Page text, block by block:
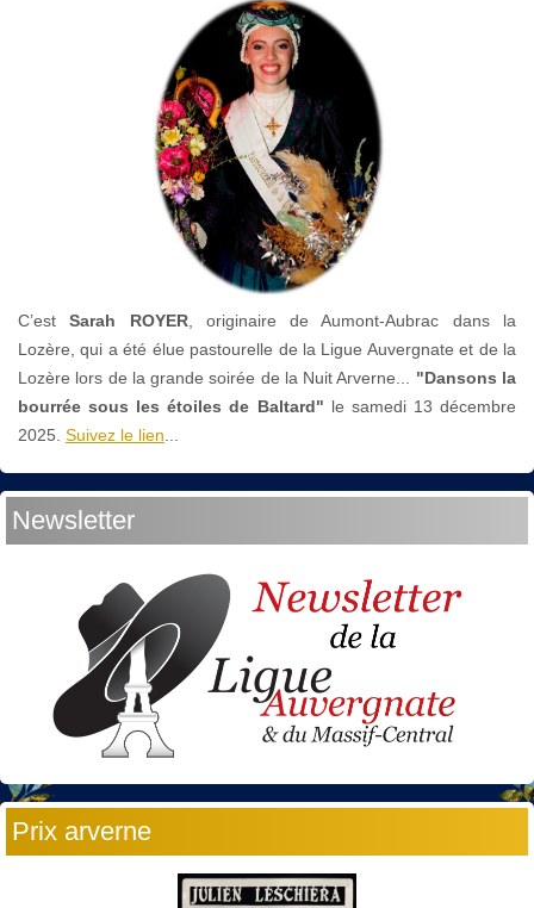
C’estSarah ROYER, originaire de Aumont-Aubrac dans la
Lozère, qui a été élue pastourelle de la Ligue Auvergnate et de la
Lozère lors de la grande soirée de la Nuit Arverne...
"Dansons la
bourrée sous les étoiles de Baltard" le samedi 13 décembre
2025. Suivez le lien
Newsletter
Prix arverne